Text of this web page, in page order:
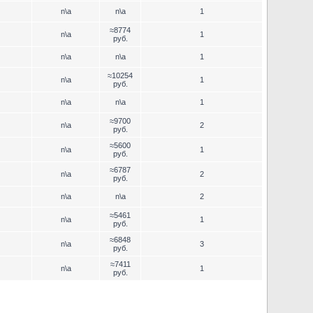
n\a n\a 1
n\a
≈8774
руб.
1
n\a n\a 1
n\a
≈10254
руб.
1
n\a n\a 1
n\a
≈9700
руб.
2
n\a
≈5600
руб.
1
n\a
≈6787
руб.
2
n\a n\a 2
n\a
≈5461
руб.
1
n\a
≈6848
руб.
3
n\a
≈7411
руб.
1